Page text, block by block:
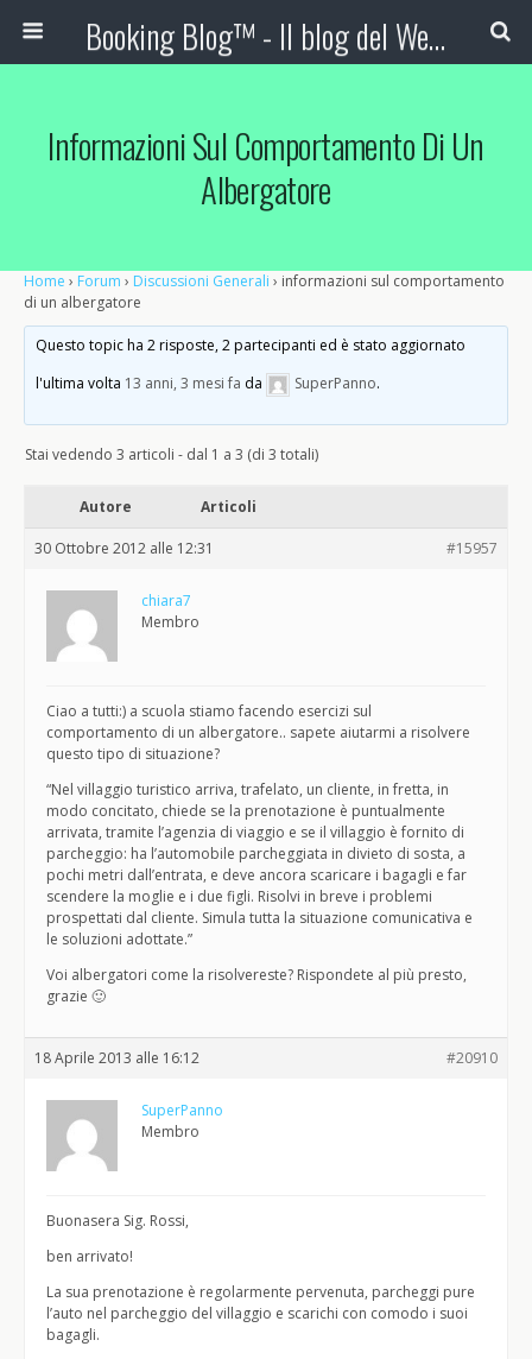
Booking Blog™ - Il blog del Web Marketing Turistico
Informazioni Sul Comportamento Di Un
Albergatore
Home › Forum › Discussioni Generali › informazioni sul comportamento
di un albergatore
Questo topic ha 2 risposte, 2 partecipanti ed è stato aggiornato
l'ultima volta 13 anni, 3 mesi fa da SuperPanno.
Stai vedendo 3 articoli - dal 1 a 3 (di 3 totali)
Autore Articoli
30 Ottobre 2012 alle 12:31 #15957
chiara7
Membro
Ciao a tutti:) a scuola stiamo facendo esercizi sul
comportamento di un albergatore.. sapete aiutarmi a risolvere
questo tipo di situazione?
“Nel villaggio turistico arriva, trafelato, un cliente, in fretta, in
modo concitato, chiede se la prenotazione è puntualmente
arrivata, tramite l’agenzia di viaggio e se il villaggio è fornito di
parcheggio: ha l’automobile parcheggiata in divieto di sosta, a
pochi metri dall’entrata, e deve ancora scaricare i bagagli e far
scendere la moglie e i due figli. Risolvi in breve i problemi
prospettati dal cliente. Simula tutta la situazione comunicativa e
le soluzioni adottate.”
Voi albergatori come la risolvereste? Rispondete al più presto,
grazie 🙂
18 Aprile 2013 alle 16:12 #20910
SuperPanno
Membro
Buonasera Sig. Rossi,
ben arrivato!
La sua prenotazione è regolarmente pervenuta, parcheggi pure
l’auto nel parcheggio del villaggio e scarichi con comodo i suoi
bagagli.